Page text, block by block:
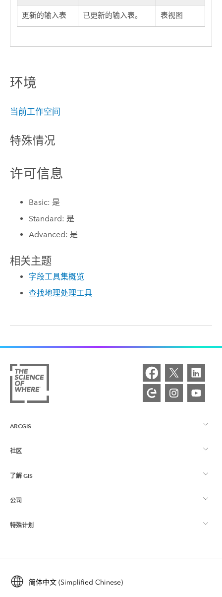
更新的输入表 已更新的输入表。 表视图
环境
当前工作空间
特殊情况
许可信息
Basic: 是
Standard: 是
Advanced: 是
相关主题
字段工具集概览
查找地理处理工具
ARCGIS
ArcGIS 概览
制图
社区
Esri 社区
ArcGIS 博客
Esri 年轻专家关系网
了解 GIS
什么是 GIS？
位置智能
培训
ArcUser
公司
关于 Esri
招贤纳士
特殊计划
ArcGIS for Student Use
简体中文 (Simplified Chinese)